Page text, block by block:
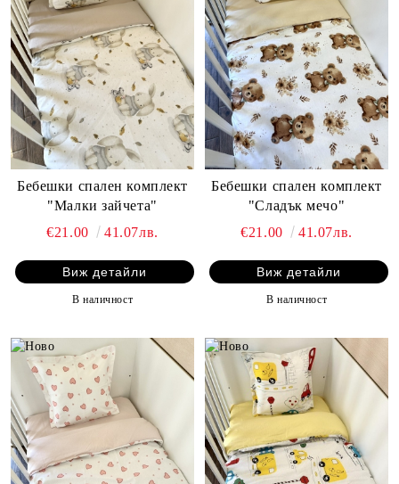
Бебешки спален комплект
"Малки зайчета"
€21.00
41.07лв.
Виж детайли
В наличност
Бебешки спален комплект
"Сладък мечо"
€21.00
41.07лв.
Виж детайли
В наличност